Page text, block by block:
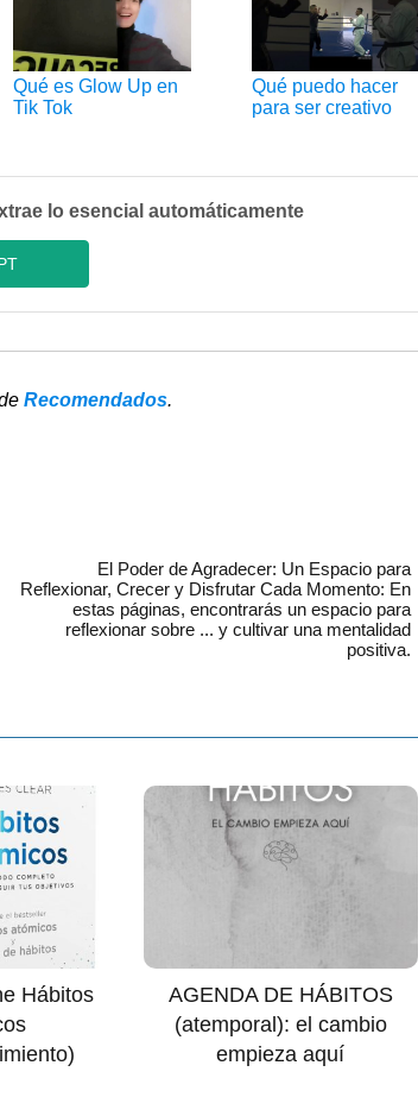
Qué es Glow Up en
Tik Tok
Qué puedo hacer
para ser creativo
lo esencial automáticamente
Recomendados.
El Poder de Agradecer: Un Espacio para
Reflexionar, Crecer y Disfrutar Cada Momento: En
estas páginas, encontrarás un espacio para
reflexionar sobre ... y cultivar una mentalidad
positiva.
Hábitos
AGENDA DE HÁBITOS
(atemporal): el cambio
empieza aquí